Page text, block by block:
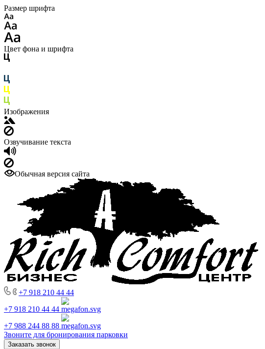
Размер шрифта
Цвет фона и шрифта
Изображения
Озвучивание текста
Обычная версия сайта
+7 918 210 44 44
+7 918 210 44 44
+7 988 244 88 88
Звоните для бронирования парковки
Заказать звонок